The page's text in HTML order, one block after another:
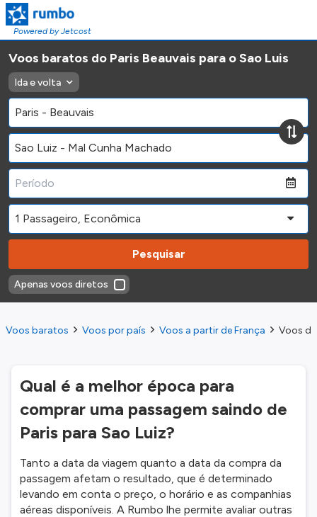
Powered by Jetcost
Voos baratos do Paris Beauvais para o Sao Luis
Ida e volta
Pesquisar
Apenas voos diretos
Voos baratos Voos por país Voos a partir de França Voos
Qual é a melhor época para
comprar uma passagem saindo de
Paris para Sao Luiz?
Tanto a data da viagem quanto a data da compra da
passagem afetam o resultado, que é determinado
levando em conta o preço, o horário e as companhias
aéreas disponíveis. A Rumbo lhe permite avaliar outras